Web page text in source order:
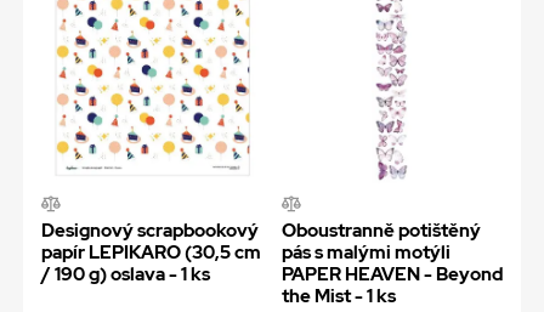
Designový scrapbookový
papír LEPIKARO (30,5 cm
/ 190 g) oslava - 1 ks
Oboustranně potištěný
pás s malými motýli
PAPER HEAVEN - Beyond
the Mist - 1 ks